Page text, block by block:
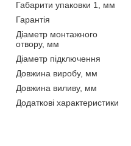
Габарити упаковки 1, мм
Гарантія
Діаметр монтажного
отвору, мм
Діаметр підключення
Довжина виробу, мм
Довжина виливу, мм
Додаткові характеристики